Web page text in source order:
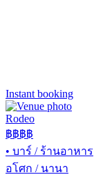
Instant booking
Rodeo
฿฿฿฿
• บาร์ / ร้านอาหาร
อโศก / นานา